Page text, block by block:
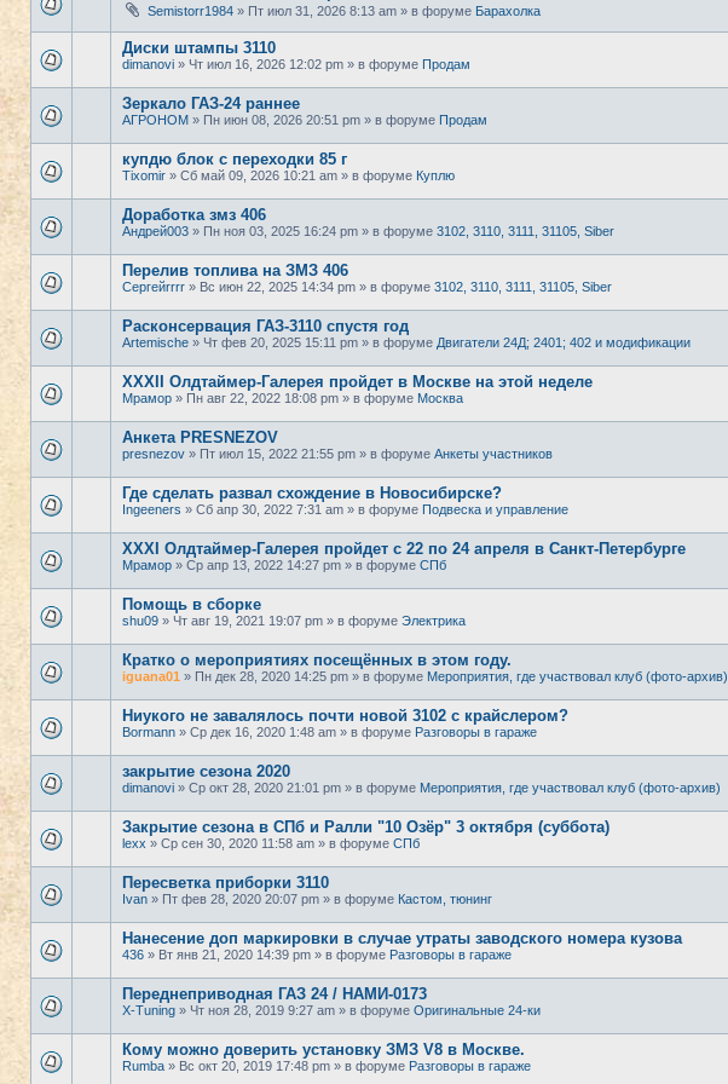
Semistorr1984 » Пт июл 31, 2026 8:13 am » в форуме Барахолка
Диски штампы 3110
dimanovi » Чт июл 16, 2026 12:02 pm » в форуме Продам
Зеркало ГАЗ-24 раннее
АГРОНОМ » Пн июн 08, 2026 20:51 pm » в форуме Продам
купдю блок с переходки 85 г
Tixomir » Сб май 09, 2026 10:21 am » в форуме Куплю
Доработка змз 406
Андрей003 » Пн ноя 03, 2025 16:24 pm » в форуме 3102, 3110, 3111, 31105, Siber
Перелив топлива на ЗМЗ 406
Сергейrrrr » Вс июн 22, 2025 14:34 pm » в форуме 3102, 3110, 3111, 31105, Siber
Расконсервация ГАЗ-3110 спустя год
Artemische » Чт фев 20, 2025 15:11 pm » в форуме Двигатели 24Д; 2401; 402 и модификации
XXXII Олдтаймер-Галерея пройдет в Москве на этой неделе
Мрамор » Пн авг 22, 2022 18:08 pm » в форуме Москва
Анкета PRESNEZOV
presnezov » Пт июл 15, 2022 21:55 pm » в форуме Анкеты участников
Где сделать развал схождение в Новосибирске?
Ingeeners » Сб апр 30, 2022 7:31 am » в форуме Подвеска и управление
XXXI Олдтаймер-Галерея пройдет с 22 по 24 апреля в Санкт-Петербурге
Мрамор » Ср апр 13, 2022 14:27 pm » в форуме СПб
Помощь в сборке
shu09 » Чт авг 19, 2021 19:07 pm » в форуме Электрика
Кратко о мероприятиях посещённых в этом году.
iguana01 » Пн дек 28, 2020 14:25 pm » в форуме Мероприятия, где участвовал клуб (фото-архив)
Ниукого не завалялось почти новой 3102 с крайслером?
Bormann » Ср дек 16, 2020 1:48 am » в форуме Разговоры в гараже
закрытие сезона 2020
dimanovi » Ср окт 28, 2020 21:01 pm » в форуме Мероприятия, где участвовал клуб (фото-архив)
Закрытие сезона в СПб и Ралли "10 Озёр" 3 октября (суббота)
lexx » Ср сен 30, 2020 11:58 am » в форуме СПб
Пересветка приборки 3110
Ivan » Пт фев 28, 2020 20:07 pm » в форуме Кастом, тюнинг
Нанесение доп маркировки в случае утраты заводского номера кузова
436 » Вт янв 21, 2020 14:39 pm » в форуме Разговоры в гараже
Переднеприводная ГАЗ 24 / НАМИ-0173
X-Tuning » Чт ноя 28, 2019 9:27 am » в форуме Оригинальные 24-ки
Кому можно доверить установку ЗМЗ V8 в Москве.
Rumba » Вс окт 20, 2019 17:48 pm » в форуме Разговоры в гараже